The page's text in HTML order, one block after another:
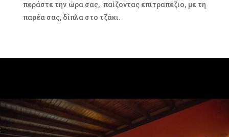
περάστε την ώρα σας, παίζοντας επιτραπέζιο, με τη
παρέα σας, δίπλα στο τζάκι.